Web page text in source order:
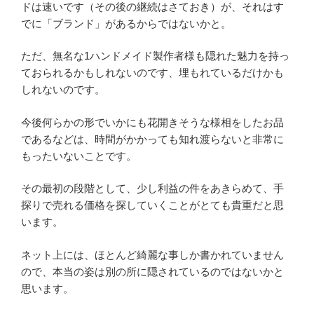
ドは速いです（その後の継続はさておき）が、それはす
でに「ブランド」があるからではないかと。
ただ、無名な1ハンドメイド製作者様も隠れた魅力を持っ
ておられるかもしれないのです、埋もれているだけかも
しれないのです。
今後何らかの形でいかにも花開きそうな様相をしたお品
であるなどは、時間がかかっても知れ渡らないと非常に
もったいないことです。
その最初の段階として、少し利益の件をあきらめて、手
探りで売れる価格を探していくことがとても貴重だと思
います。
ネット上には、ほとんど綺麗な事しか書かれていません
ので、本当の姿は別の所に隠されているのではないかと
思います。